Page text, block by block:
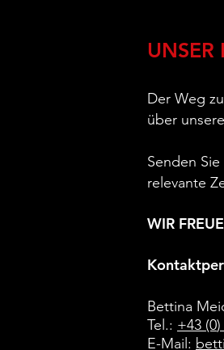
UNSER
Der Weg
über
Senden
relevante
WIR
Bettina
Tel.: +43 (0
E-Mail: